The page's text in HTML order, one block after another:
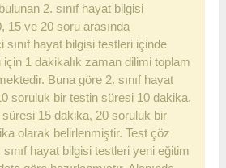
2. sınıf hayat bilgisi
15 ve 20 soru arasında
hayat bilgisi testleri içinde
1 dakikalık zaman dilimi toplam
Buna göre 2. sınıf hayat
soruluk bir testin süresi 10 dakika,
15 dakika, 20 soruluk bir
olarak belirlenmiştir. Test çöz
hayat bilgisi testleri yeni eğitim